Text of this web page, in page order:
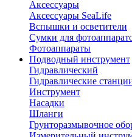
Аксессуары
Аксессуары SeaLife
Вспышки и осветители
Сумки для
Фотоаппараты
Подводный инструмент
Гидравлический
Гидравлические
Инструмент
Насадки
Шланги
Грунторазмывочное